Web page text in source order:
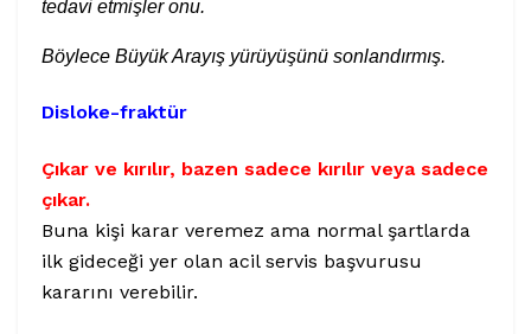
tedavi etmişler onu.
Böylece Büyük Arayış yürüyüşünü sonlandırmış.
Disloke-fraktür
Çıkar ve kırılır, bazen sadece kırılır veya sadece
çıkar.
Buna kişi karar veremez ama normal şartlarda
ilk gideceği yer olan acil servis başvurusu
kararını verebilir.